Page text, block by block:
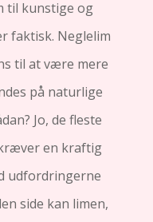
til kunstige og
faktisk. Neglelim
til at være mere
på naturlige
Jo, de fleste
en kraftig
udfordringerne
side kan limen,